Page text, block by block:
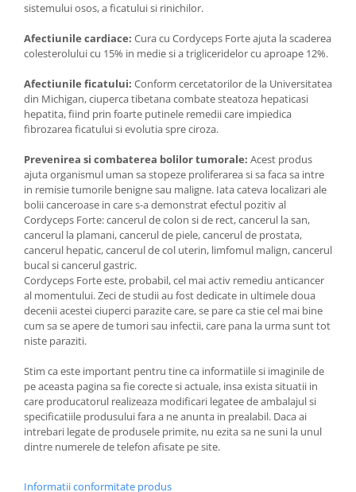
sistemului osos, a ficatului si rinichilor.
Afectiunile cardiace: Cura cu Cordyceps Forte ajuta la scaderea
colesterolului cu 15% in medie si a trigliceridelor cu aproape 12%.
Afectiunile ficatului: Conform cercetatorilor de la Universitatea
din Michigan, ciuperca tibetana combate steatoza hepaticasi
hepatita, fiind prin foarte putinele remedii care impiedica
fibrozarea ficatului si evolutia spre ciroza.
Prevenirea si combaterea bolilor tumorale: Acest produs
ajuta organismul uman sa stopeze proliferarea si sa faca sa intre
in remisie tumorile benigne sau maligne. Iata cateva localizari ale
bolii canceroase in care s-a demonstrat efectul pozitiv al
Cordyceps Forte: cancerul de colon si de rect, cancerul la san,
cancerul la plamani, cancerul de piele, cancerul de prostata,
cancerul hepatic, cancerul de col uterin, limfomul malign, cancerul
bucal si cancerul gastric.
Cordyceps Forte este, probabil, cel mai activ remediu anticancer
al momentului. Zeci de studii au fost dedicate in ultimele doua
decenii acestei ciuperci parazite care, se pare ca stie cel mai bine
cum sa se apere de tumori sau infectii, care pana la urma sunt tot
niste paraziti.
Stim ca este important pentru tine ca informatiile si imaginile de
pe aceasta pagina sa fie corecte si actuale, insa exista situatii in
care producatorul realizeaza modificari legatee de ambalajul si
specificatiile produsului fara a ne anunta in prealabil. Daca ai
intrebari legate de produsele primite, nu ezita sa ne suni la unul
dintre numerele de telefon afisate pe site.
Informatii conformitate produs